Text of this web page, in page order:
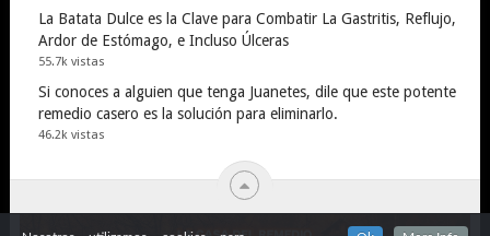
La Batata Dulce es la Clave para Combatir La Gastritis, Reflujo,
Ardor de Estómago, e Incluso Úlceras
55.7k vistas
Si conoces a alguien que tenga Juanetes, dile que este potente
remedio casero es la solución para eliminarlo.
46.2k vistas